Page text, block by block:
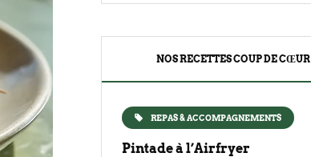
NOS RECETTES COUP DE CŒUR
REPAS & ACCOMPAGNEMENTS
Pintade à l’Airfryer